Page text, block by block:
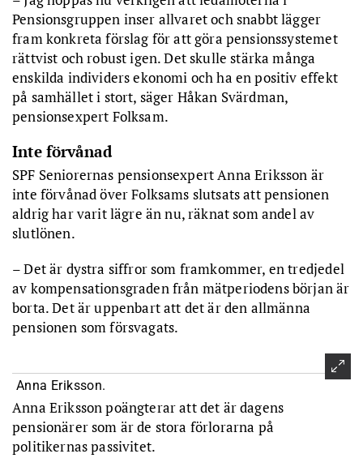
Pensionsgruppen inser allvaret och snabbt lägger
fram konkreta förslag för att göra pensionssystemet
rättvist och robust igen. Det skulle stärka många
enskilda individers ekonomi och ha en positiv effekt
på samhället i stort, säger Håkan Svärdman,
pensionsexpert Folksam.
Inte förvånad
SPF Seniorernas pensionsexpert Anna Eriksson är
inte förvånad över Folksams slutsats att pensionen
aldrig har varit lägre än nu, räknat som andel av
slutlönen.
– Det är dystra siffror som framkommer, en tredjedel
av kompensationsgraden från mätperiodens början är
borta. Det är uppenbart att det är den allmänna
pensionen som försvagats.
Anna Eriksson.
Anna Eriksson poängterar att det är dagens
pensionärer som är de stora förlorarna på
politikernas passivitet.